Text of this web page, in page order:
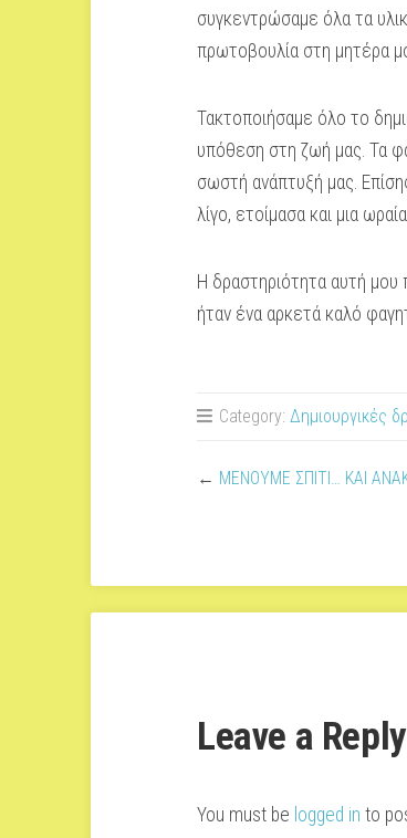
συγκεντρώσαμε όλα τα
πρωτοβουλία στη μητέρα
Τακτοποιήσαμε όλο το
υπόθεση στη ζωή μας. Τα
σωστή ανάπτυξή μας.
λίγο, ετοίμασα και μια
Η δραστηριότητα αυτή μου
ήταν ένα αρκετά καλό
Category: Δημιουργικές
← ΜΕΝΟΥΜΕ ΣΠΙΤΙ… ΚΑΙ
Leave a Reply
You must be logged in to